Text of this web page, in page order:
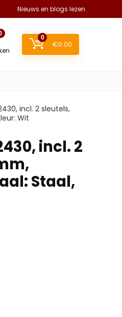
Nieuws en blogs lezen
0
€0.00
incl. 2 sleutels,
Wit
incl. 2
Staal,